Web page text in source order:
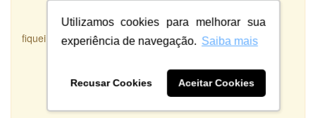
Utilizamos cookies para melhorar sua
experiência de navegação. Saiba mais
Recusar Cookies Aceitar Cookies
fiquei satisfeita com o serviço prestado